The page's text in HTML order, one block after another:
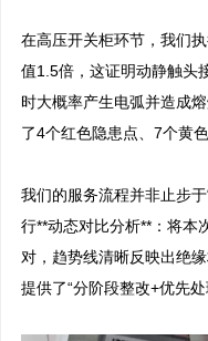
在高压开关柜环节，我们
值1.5倍，这证明动静触头
时大概率产生电弧并造成
了4个红色隐患点、7个黄色
我们的服务流程并非止步
行**动态对比分析**：将本
对，趋势线清晰反映出绝
提供了“分阶段整改+优先处